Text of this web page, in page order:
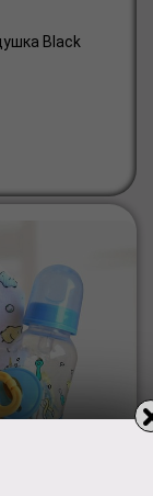
Black